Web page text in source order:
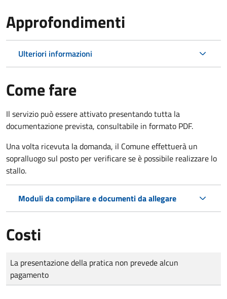
Approfondimenti
Ulteriori informazioni
Come fare
Il servizio può essere attivato presentando tutta la
documentazione prevista, consultabile in formato PDF.
Una volta ricevuta la domanda, il Comune effettuerà un
sopralluogo sul posto per verificare se è possibile realizzare lo
stallo.
Moduli da compilare e documenti da allegare
Costi
Tipo di pagamento
Importo
La presentazione della pratica non prevede alcun
pagamento